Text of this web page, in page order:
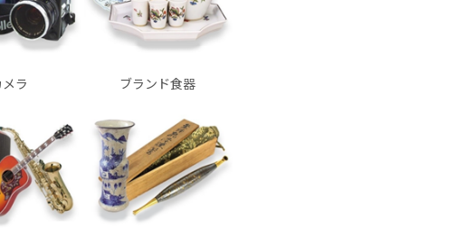
ラ ブランド食器